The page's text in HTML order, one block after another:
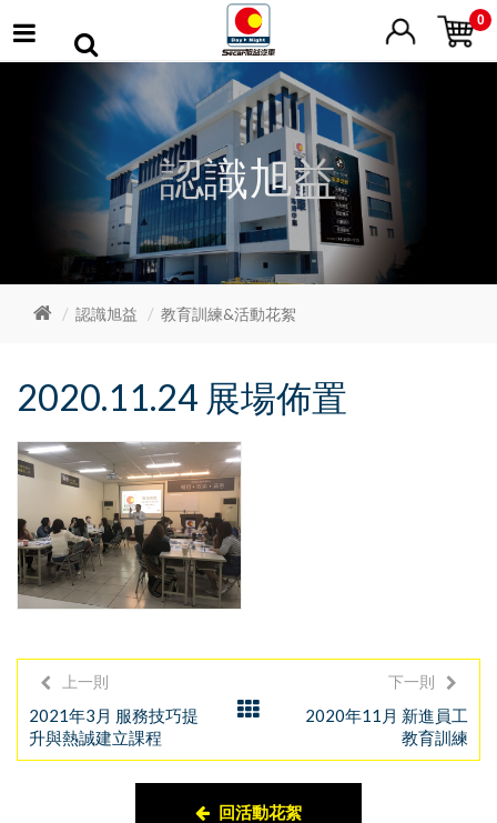
0
認識旭益
認識旭益 教育訓練&活動花絮
2020.11.24 展場佈置
上一則
2021年3月 服務技巧提
升與熱誠建立課程
下一則
2020年11月 新進員工
教育訓練
回活動花絮